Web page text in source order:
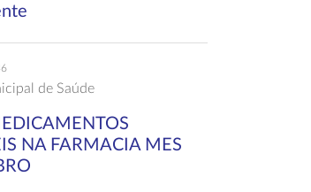
de Saúde
NA FARMACIA MES